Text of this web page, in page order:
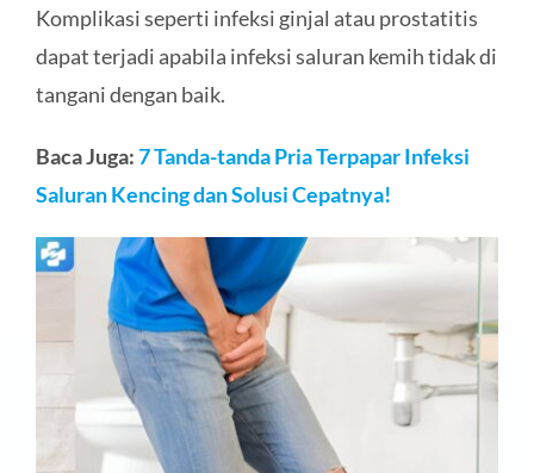
Komplikasi seperti infeksi ginjal atau prostatitis
dapat terjadi apabila infeksi saluran kemih tidak di
tangani dengan baik.
Baca Juga:7 Tanda-tanda Pria Terpapar Infeksi
Saluran Kencing dan Solusi Cepatnya!